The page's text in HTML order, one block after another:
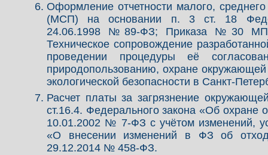
Оформление отчетности малого,
(МСП) на основании п. 3 ст. 18
24.06.1998 №89-ФЗ; Приказа №30
Техническое сопровождение
проведении процедуры её
природопользованию, охране
экологической безопасности в Санкт-
Расчет платы за загрязнение
ст.16.4. Федерального закона «Об охране
10.01.2002 № 7-ФЗ с учётом изменений,
«О внесении изменений в ФЗ об
29.12.2014 № 458-ФЗ.